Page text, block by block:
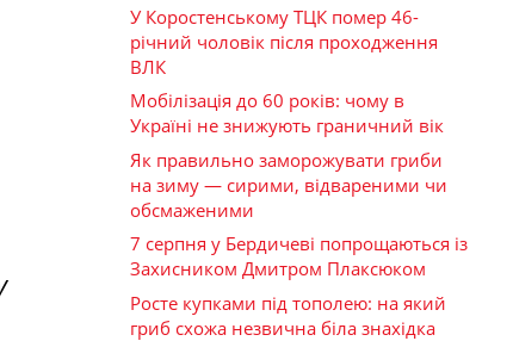
У Коростенському ТЦК помер 46-
річний чоловік після проходження
ВЛК
Мобілізація до 60 років: чому в
Україні не знижують граничний вік
Як правильно заморожувати гриби
на зиму — сирими, відвареними чи
обсмаженими
7 серпня у Бердичеві попрощаються із
Захисником Дмитром Плаксюком
Росте купками під тополею: на який
гриб схожа незвична біла знахідка